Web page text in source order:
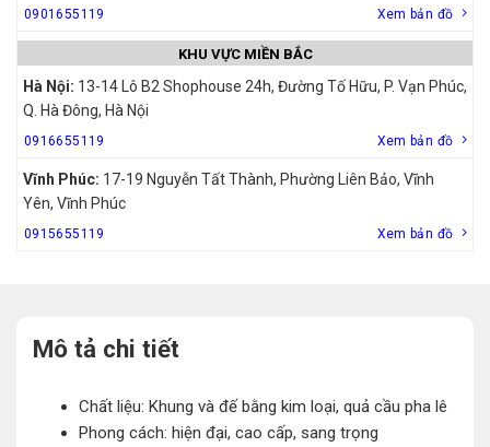
0901655119 Xem bản đồ
KHU VỰC MIỀN BẮC
Hà Nội: 13-14 Lô B2 Shophouse 24h, Đường Tố Hữu, P. Vạn Phúc,
Q. Hà Đông, Hà Nội
0916655119 Xem bản đồ
Vĩnh Phúc: 17-19 Nguyễn Tất Thành, Phường Liên Bảo, Vĩnh
Yên, Vĩnh Phúc
0915655119 Xem bản đồ
Mô tả chi tiết
Chất liệu: Khung và đế bằng kim loại, quả cầu pha lê
Phong cách: hiện đại, cao cấp, sang trọng